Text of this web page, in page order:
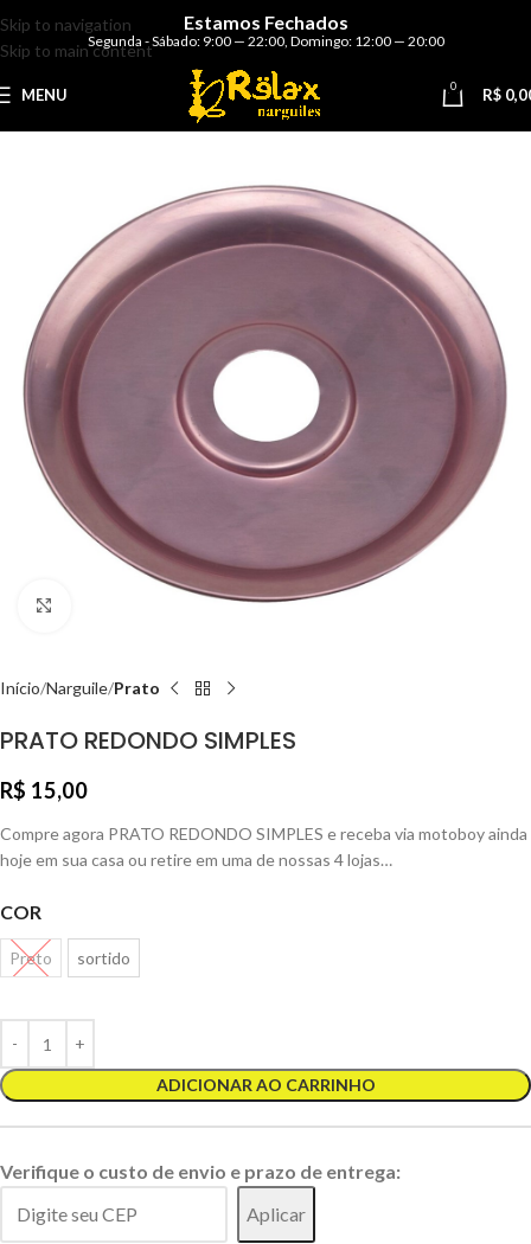
Skip to navigation
Skip to main content
Estamos Fechados
Segunda - Sábado: 9:00 — 22:00, Domingo: 12:00 — 20:00
MENU 0 R$
Início Narguile Prato
PRATO REDONDO SIMPLES
R$ 15,00
Compre agora PRATO REDONDO SIMPLES e receba via motoboy ainda
hoje em sua casa ou retire em uma de nossas 4 lojas…
COR
Preto sortido
ADICIONAR AO CARRINHO
Verifique o custo de envio e prazo de entrega:
Aplicar